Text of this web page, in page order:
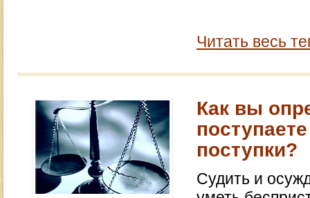
Читать весь
Как вы
поступки?
Судить и